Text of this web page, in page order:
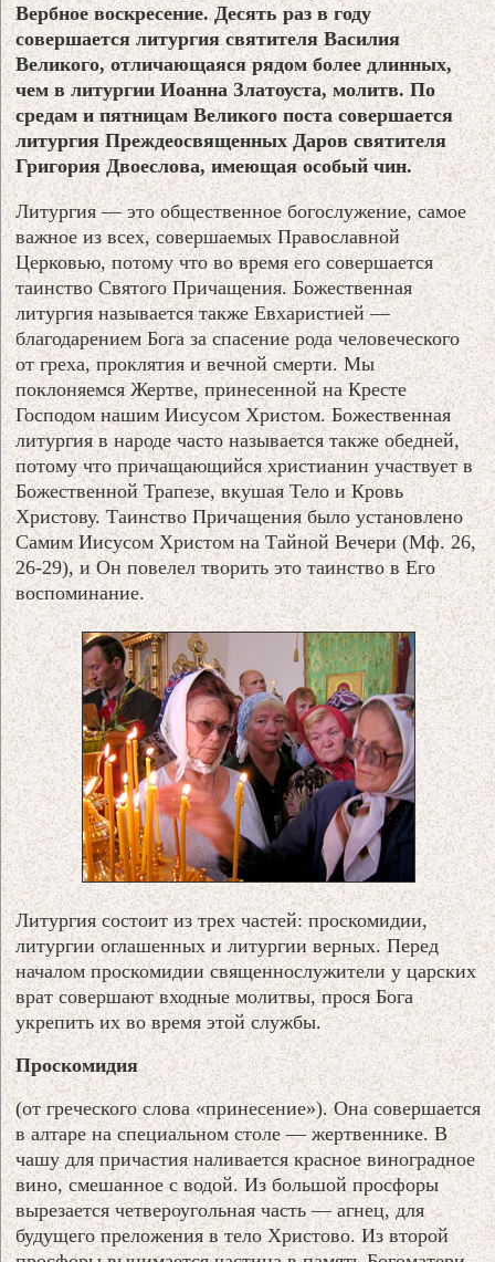
Вербное воскресение. Десять раз в году
совершается литургия святителя Василия
Великого, отличающаяся рядом более длинных,
чем в литургии Иоанна Златоуста, молитв. По
средам и пятницам Великого поста совершается
литургия Преждеосвященных Даров святителя
Григория Двоеслова, имеющая особый чин.
Литургия — это общественное богослужение, самое
важное из всех, совершаемых Православной
Церковью, потому что во время его совершается
таинство Святого Причащения. Божественная
литургия называется также Евхаристией —
благодарением Бога за спасение рода человеческого
от греха, проклятия и вечной смерти. Мы
поклоняемся Жертве, принесенной на Кресте
Господом нашим Иисусом Христом. Божественная
литургия в народе часто называется также обедней,
потому что причащающийся христианин участвует в
Божественной Трапезе, вкушая Тело и Кровь
Христову. Таинство Причащения было установлено
Самим Иисусом Христом на Тайной Вечери (Мф. 26,
26-29), и Он повелел творить это таинство в Его
воспоминание.
Литургия состоит из трех частей: проскомидии,
литургии оглашенных и литургии верных. Перед
началом проскомидии священнослужители у царских
врат совершают входные молитвы, прося Бога
укрепить их во время этой службы.
Проскомидия
(от греческого слова «принесение»). Она совершается
в алтаре на специальном столе — жертвеннике. В
чашу для причастия наливается красное виноградное
вино, смешанное с водой. Из большой просфоры
вырезается четвероугольная часть — агнец, для
будущего преложения в тело Христово. Из второй